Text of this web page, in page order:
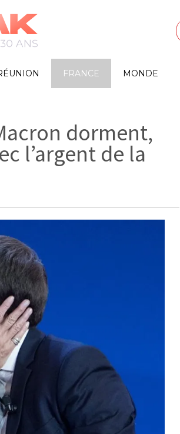
FRANCE MONDE
dorment,
l’argent de la